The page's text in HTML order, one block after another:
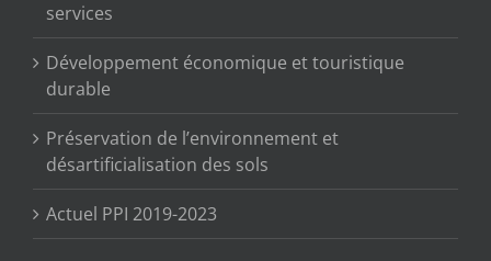
services
Développement économique et touristique
durable
Préservation de l’environnement et
désartificialisation des sols
Actuel PPI 2019-2023